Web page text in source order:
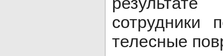
сотрудники
телесные